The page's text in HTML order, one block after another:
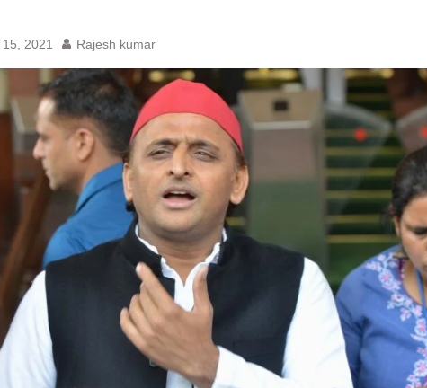
अनशन जारी
2021 Rajesh kumar